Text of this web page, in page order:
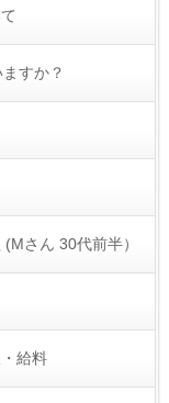
すか？
さん 30代前半）
給料